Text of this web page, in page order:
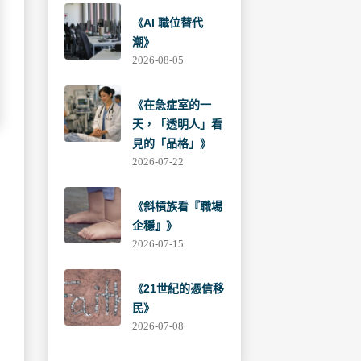
《AI 職位替代
潮》
2026-08-05
《在急症室的一
天，「透明人」看
見的「品格」》
2026-07-22
《斜槓族看『職場
企穩』》
2026-07-15
《21世紀的憑信移
民》
2026-07-08